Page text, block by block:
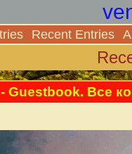
Recent Entries
- Guestbook. Все